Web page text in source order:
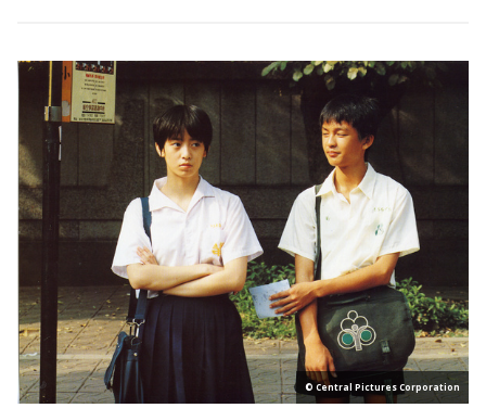
© Central Pictures Corporation